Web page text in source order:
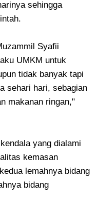
sehingga
Syafii
UMKM untuk
tidak banyak tapi
sehari hari, sebagian
makanan ringan,"
yang dialami
kemasan
lemahnya bidang
bidang